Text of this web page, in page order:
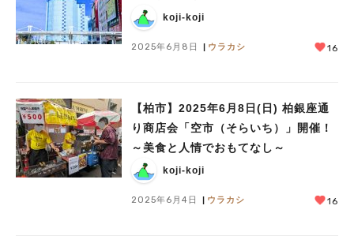
koji-koji
2025年6月8日 ウラカシ 16
【柏市】2025年6月8日(日) 柏銀座通
り商店会「空市（そらいち）」開催！
～美食と人情でおもてなし～
koji-koji
2025年6月4日 ウラカシ 16